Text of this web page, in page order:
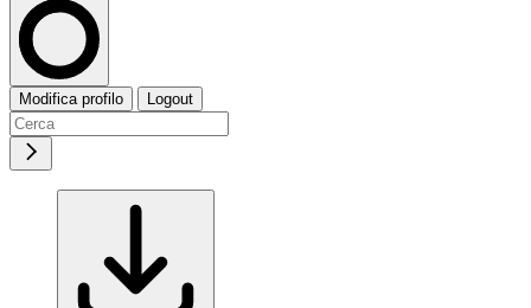
Modifica profilo Logout